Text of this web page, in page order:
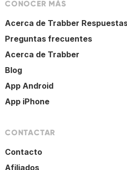
CONOCER MÁS
Acerca de Trabber
Preguntas frecuentes
Acerca de Trabber
Blog
App Android
App iPhone
CONTACTAR
Contacto
Afiliados